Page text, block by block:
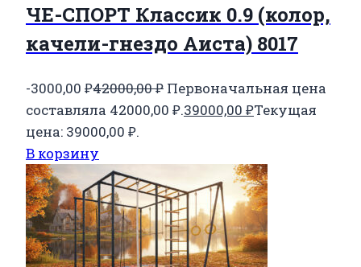
ЧЕ-СПОРТ Классик 0.9 (колор,
качели-гнездо Аиста) 8017
-3000,00 ₽42000,00₽ Первоначальная цена
составляла 42000,00 ₽.39000,00 ₽Текущая
цена: 39000,00 ₽.
В корзину